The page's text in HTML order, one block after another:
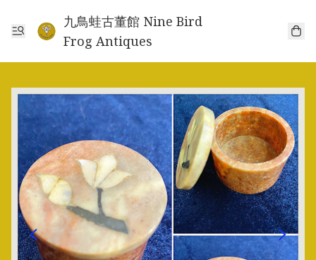
九鳥蛙古董館 Nine Bird
Frog Antiques